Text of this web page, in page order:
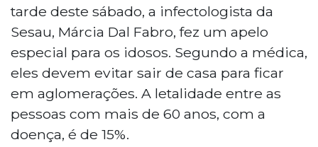
tarde deste sábado, a infectologista da
Sesau, Márcia Dal Fabro, fez um apelo
especial para os idosos. Segundo a médica,
eles devem evitar sair de casa para ficar
em aglomerações. A letalidade entre as
pessoas com mais de 60 anos, com a
doença, é de 15%.